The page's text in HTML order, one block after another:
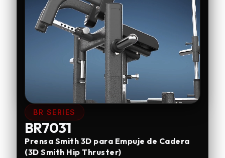
BR SERIES
BR7031
Prensa Smith 3D para Empuje de Cadera
(3D Smith Hip Thruster)